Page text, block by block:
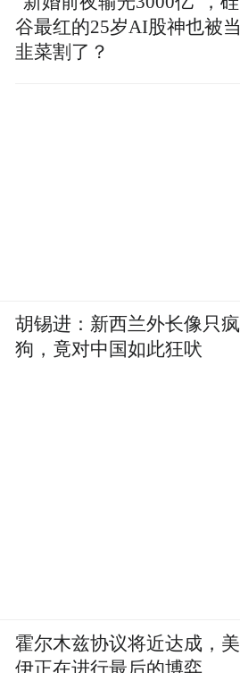
谷最红的25岁AI股神也被当
韭菜割了？
胡锡进：新西兰外长像只疯
狗，竟对中国如此狂吠
霍尔木兹协议将近达成，美
伊正在进行最后的博弈